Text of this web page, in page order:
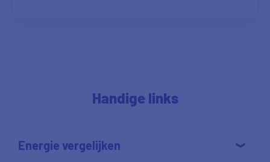
Handige links
Energie vergelijken